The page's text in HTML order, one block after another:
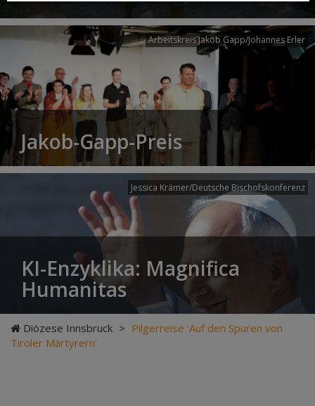
Arbeitskreis Jakob Gapp/Johannes Erler
Jakob-Gapp-Preis
Jessica Krämer/Deutsche Bischofskonferenz
KI-Enzyklika: Magnifica
Humanitas
Diözese Innsbruck > Pilgerreise 'Auf den Spuren von
Tiroler Märtyrern'